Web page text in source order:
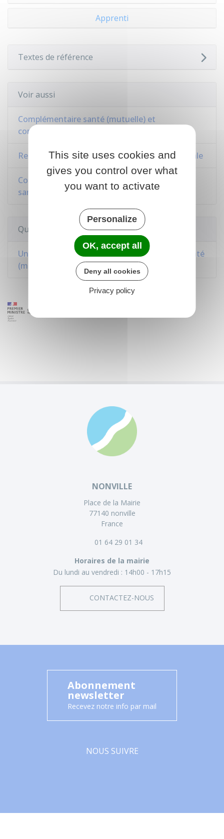
Apprenti
Textes de référence
Voir aussi
Complémentaire santé (mutuelle) et
complémentaire santé solidaire
Remboursement des soins par la Sécurité sociale
Complémentaire santé d'entreprise (mutuelle
santé)
Questions ? Réponses !
Un salarié peut-il garder la complémentaire santé
(mutuelle) employeur à la fin de son contrat ?
NONVILLE
Place de la Mairie
77140 nonville
France
01 64 29 01 34
Horaires de la mairie
Du lundi au vendredi : 14h00 - 17h15
CONTACTEZ-NOUS
Abonnement
newsletter
Recevez notre info par mail
NOUS SUIVRE
This site uses cookies and
gives you control over what
you want to activate
Personalize
OK, accept all
Deny all cookies
Privacy policy